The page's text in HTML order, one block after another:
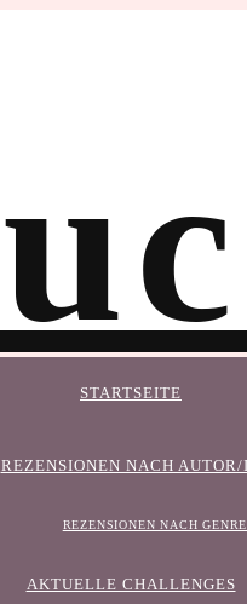
STARTSEITE
REZENSIONEN NACH AUTOR/
REZENSIONEN NACH GENRE
AKTUELLE CHALLENGES